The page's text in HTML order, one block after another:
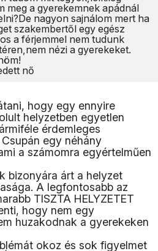
meg a gyerekemnek apádnál
nagyon sajnálom mert ha
szakembertől egy egész
a férjemmel nem tudunk
nézi a gyerekeket.
nő
hogy egy ennyire
helyzetben egyetlen
érdemleges
egy néhány
a számomra egyértelműen
bizonyára árt a helyzet
A legfontosabb az
TISZTA HELYZETET
hogy nem egy
huzakodnak a gyerekeken
okoz és sok figyelmet